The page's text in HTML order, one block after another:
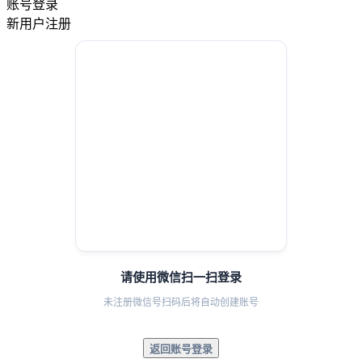
账号登录
新用户注册
请使用微信扫一扫登录
未注册微信号扫码后将自动创建账号
返回账号登录